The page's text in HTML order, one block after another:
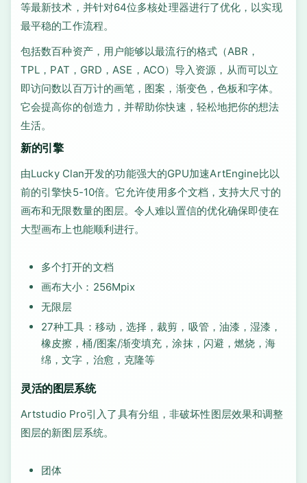
等最新技术，并针对64位多核处理器进行了优化，以实现
最平稳的工作流程。
包括数百种资产，用户能够以最流行的格式（ABR，
TPL，PAT，GRD，ASE，ACO）导入资源，从而可以立
即访问数以百万计的画笔，图案，渐变色，色板和字体。
它会提高你的创造力，并帮助你快速，轻松地把你的想法
生活。
新的引擎
由Lucky Clan开发的功能强大的GPU加速ArtEngine比以
前的引擎快5-10倍。它允许使用多个文档，支持大尺寸的
画布和无限数量的图层。令人难以置信的优化确保即使在
大型画布上也能顺利进行。
多个打开的文档
画布大小：256Mpix
无限层
27种工具：移动，选择，裁剪，吸管，油漆，湿漆，
橡皮擦，桶/图案/渐变填充，涂抹，闪避，燃烧，海
绵，文字，治愈，克隆等
灵活的图层系统
Artstudio Pro引入了具有分组，非破坏性图层效果和调整
图层的新图层系统。
团体